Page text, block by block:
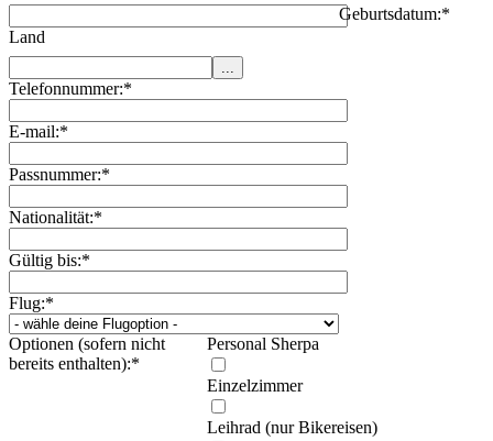
Land
Geburtsdatum:*
Telefonnummer:*
E-mail:*
Passnummer:*
Nationalität:*
Gültig bis:*
Flug:*
Optionen (sofern nicht
bereits enthalten):*
Personal Sherpa
Einzelzimmer
Leihrad (nur Bikereisen)